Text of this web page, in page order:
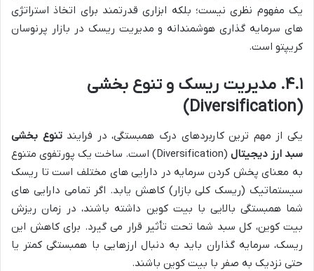
یک مفهوم نظری نیست؛ بلکه ابزاری قدرتمند برای اتخاذ استراتژی
های سرمایه گذاری هوشمندانه و مدیریت ریسک در بازار پرنوسان
کریپتو است.
۴.۱. مدیریت ریسک و تنوع بخشی
(Diversification)
یکی از مهم ترین کاربردهای درک همبستگی، در فرایندتنوع بخشی
سبد ارز دیجیتال
(Diversification) است. ساخت یک پورتفوی متنوع
به معنای پخش کردن سرمایه در دارایی های مختلف است تا ریسک
سیستماتیک (ریسک کلی بازار) کاهش یابد. اگر تمامی دارایی های
شما همبستگی بالایی با بیت کوین داشته باشند، در زمان ریزش
بیت کوین، کل سبد شما تحت تأثیر قرار می گیرد. برای کاهش این
ریسک، سرمایه گذاران باید به دنبال ارزهایی با همبستگی کمتر یا
حتی نزدیک به صفر با بیت کوین باشند.